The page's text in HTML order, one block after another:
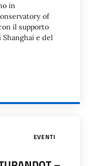
in
of
il supporto
e del
EVENTI